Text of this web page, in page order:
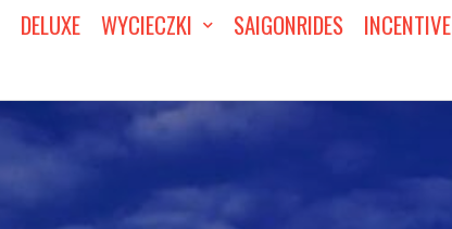
DELUXE WYCIECZKI SAIGONRIDES INCENTIVE